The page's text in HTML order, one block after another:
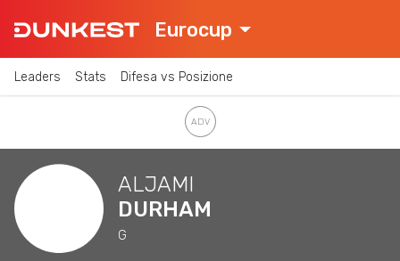
Eurocup
Leaders Stats Difesa vs Posizione
ALJAMI
DURHAM
G